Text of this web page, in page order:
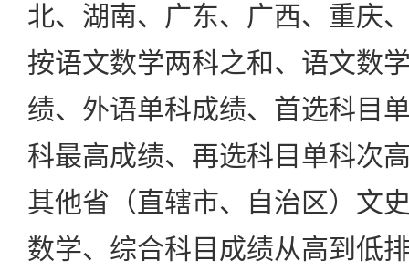
北、湖南、广东、广西、重庆
按语文数学两科之和、语文数
绩、外语单科成绩、首选科目
科最高成绩、再选科目单科次
其他省（直辖市、自治区）文
数学、综合科目成绩从高到低